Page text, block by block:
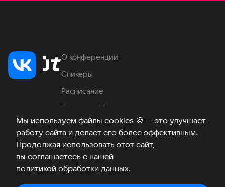
Мы используем файлы cookies 🍪 — это улучшает
работу сайта и делает его более эффективным.
Продолжая использовать этот сайт,
вы соглашаетесь с нашей
политикой обработки данных.
О конференции
Спикеры
Расписание
Продукты VK
Место проведения
Часто задаваемые вопросы
ТелеграмВКонтакте
Хабр
Возникли вопросы? ©2026